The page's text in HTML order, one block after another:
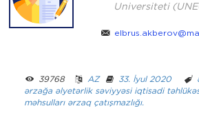
Universiteti
39768 ­ ­ AZ­ ­ 33. İyul 2020
ərzağa əlyetərlik səviyyəsi iqtisadi
məhsulları ərzaq çatışmazlığı.